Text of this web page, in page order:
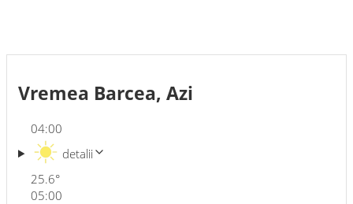
Vremea Barcea, Azi
04:00
25.6°
detalii
05:00